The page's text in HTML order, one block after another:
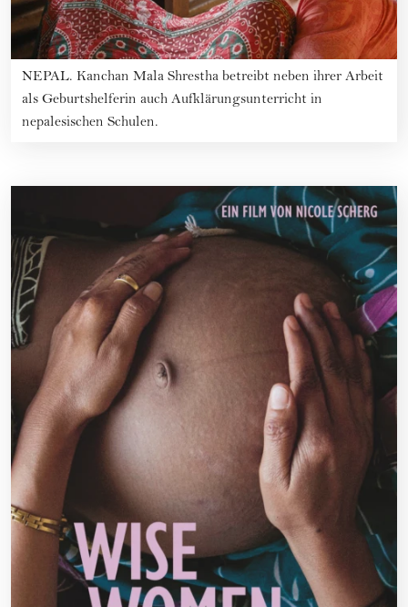
NEPAL. Kanchan Mala Shrestha betreibt neben ihrer Arbeit
als Geburtshelferin auch Aufklärungsunterricht in
nepalesischen Schulen.